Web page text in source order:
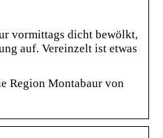
vormittags dicht bewölkt,
auf. Vereinzelt ist etwas
Region Montabaur von